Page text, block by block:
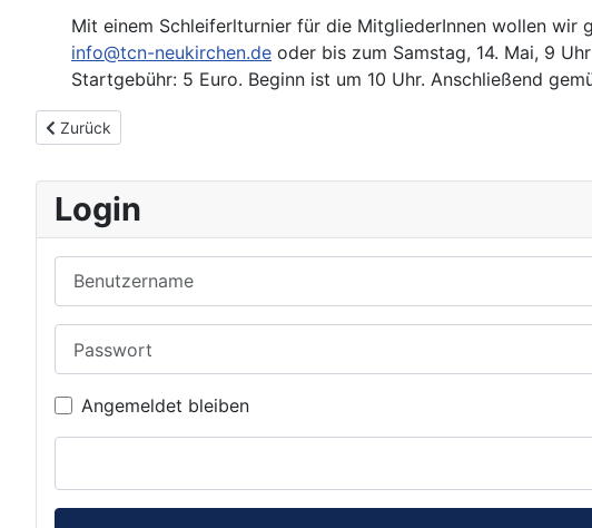
Mit einem Schleiferlturnier für die MitgliederInnen wollen
info@tcn-neukirchen.de oder bis zum Samstag, 14. Mai, 9
Startgebühr: 5 Euro. Beginn ist um 10 Uhr. Anschließend
Vorheriger Beitrag: Beisitzer
Zurück
Login
Angemeldet bleiben